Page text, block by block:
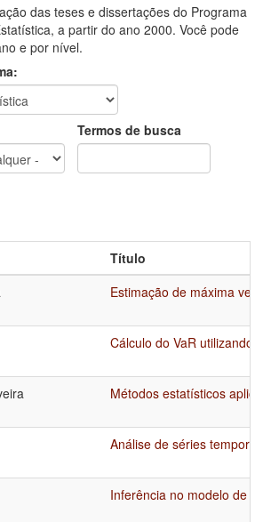
das teses e dissertações do Programa
a partir do ano 2000. Você pode
e por nível.
Termos de busca
Título
Estimação de máxima
Cálculo do VaR
Métodos estatísticos
Análise de séries
Inferência no modelo de